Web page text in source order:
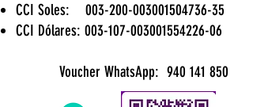
CCI Soles: 003-200-003001504736-35
CCI Dólares: 003-107-003001554226-06
Voucher WhatsApp: 940 141 850